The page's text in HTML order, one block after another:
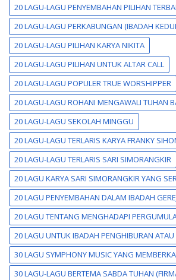
20 LAGU-LAGU PENYEMBAHAN PILIHAN
20 LAGU-LAGU PERKABUNGAN (IBADAH
20 LAGU-LAGU PILIHAN KARYA NIKITA
20 LAGU-LAGU PILIHAN UNTUK ALTAR CALL
20 LAGU-LAGU POPULER TRUE WORSHIPPER
20 LAGU-LAGU ROHANI MENGAWALI TUHAN
20 LAGU-LAGU SEKOLAH MINGGU
20 LAGU-LAGU TERLARIS KARYA FRANKY
20 LAGU-LAGU TERLARIS SARI SIMORANGKIR
20 LAGU KARYA SARI SIMORANGKIR YANG
20 LAGU PENYEMBAHAN DALAM IBADAH
20 LAGU TENTANG MENGHADAPI
20 LAGU UNTUK IBADAH PENGHIBURAN
30 LAGU SYMPHONY MUSIC YANG
30 LAGU-LAGU BERTEMA SABDA TUHAN